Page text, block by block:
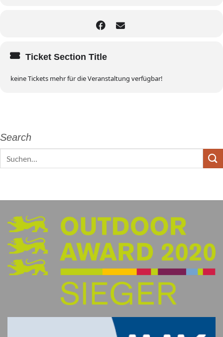
Ticket Section Title
keine Tickets mehr für die Veranstaltung verfügbar!
Search